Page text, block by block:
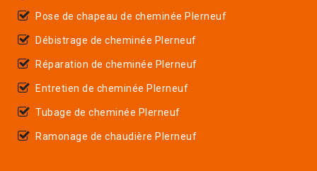
Pose de chapeau de cheminée Plerneuf
Débistrage de cheminée Plerneuf
Réparation de cheminée Plerneuf
Entretien de cheminée Plerneuf
Tubage de cheminée Plerneuf
Ramonage de chaudière Plerneuf